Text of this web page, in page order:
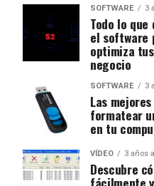
SOFTWARE 3
Todo lo
el software
optimiza
negocio
SOFTWARE 3
Las
formatear
en tu
VÍDEO 3 años
Descubre